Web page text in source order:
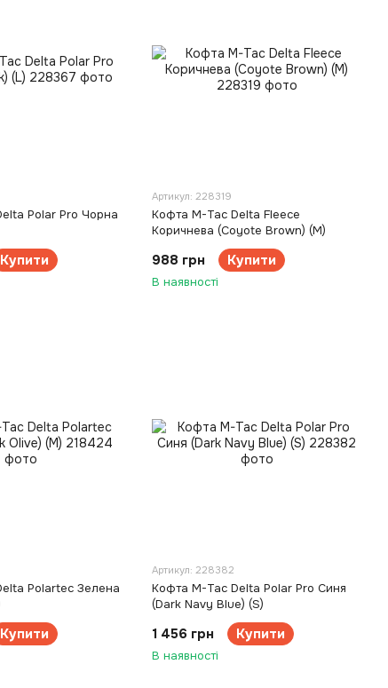
Polar Pro Чорна
Купити
Артикул: 228319
Кофта M-Tac Delta Fleece
Коричнева (Coyote Brown) (M)
988 грн Купити
В наявності
Polartec Зелена
Купити
Артикул: 228382
Кофта M-Tac Delta Polar Pro Синя
(Dark Navy Blue) (S)
1 456 грн Купити
В наявності